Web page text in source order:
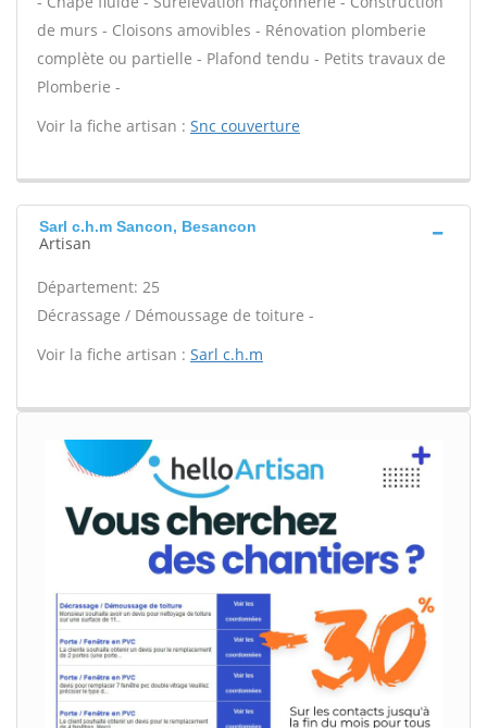
de murs - Cloisons amovibles - Rénovation plomberie
complète ou partielle - Plafond tendu - Petits travaux de
Plomberie -
Voir la fiche artisan : Snc couverture
Sarl c.h.m Sancon, Besancon
Artisan
Département: 25
Décrassage / Démoussage de toiture -
Voir la fiche artisan : Sarl c.h.m